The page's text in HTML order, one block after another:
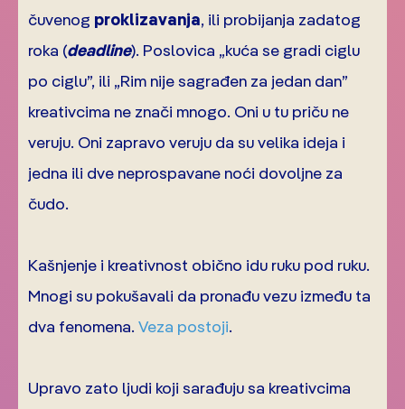
čuvenog proklizavanja, ili probijanja zadatog
roka (deadline). Poslovica „kuća se gradi ciglu
po ciglu”, ili „Rim nije sagrađen za jedan dan”
kreativcima ne znači mnogo. Oni u tu priču ne
veruju. Oni zapravo veruju da su velika ideja i
jedna ili dve neprospavane noći dovoljne za
čudo.
Kašnjenje i kreativnost obično idu ruku pod ruku.
Mnogi su pokušavali da pronađu vezu između ta
dva fenomena. Veza postoji.
Upravo zato ljudi koji sarađuju sa kreativcima